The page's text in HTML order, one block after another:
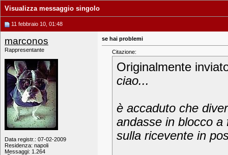
Visualizza messaggio singolo
11 febbraio 10, 01:48
marconos
Rappresentante
Data registr.: 07-02-2009
Residenza: napoli
Messaggi: 1.264
se hai problemi
Citazione:
Originalmente
ciao...
è accaduto che
andasse in blocco
sulla ricevente in